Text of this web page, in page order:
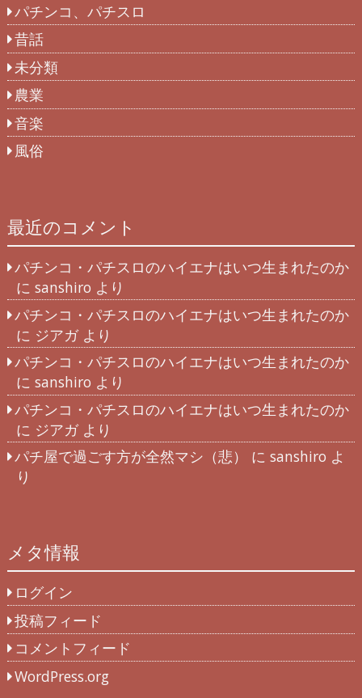
パチンコ、パチスロ
昔話
未分類
農業
音楽
風俗
最近のコメント
パチンコ・パチスロのハイエナはいつ生まれたのか
に sanshiro より
パチンコ・パチスロのハイエナはいつ生まれたのか
に ジアガより
パチンコ・パチスロのハイエナはいつ生まれたのか
に sanshiro より
パチンコ・パチスロのハイエナはいつ生まれたのか
に ジアガより
パチ屋で過ごす方が全然マシ（悲）
にsanshiro よ
り
メタ情報
ログイン
投稿フィード
コメントフィード
WordPress.org